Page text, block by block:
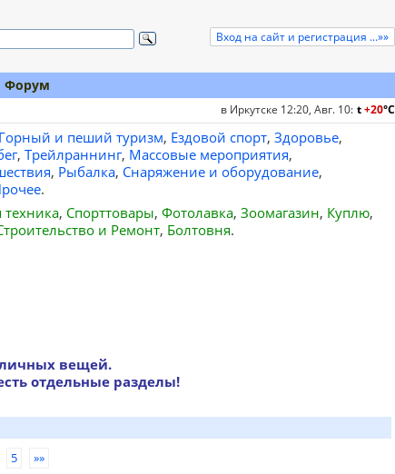
Вход на сайт и регистрация ...»»
Форум
в Иркутске 12:20, Авг. 10: t+20°C
Горный и пеший туризм, Ездовой спорт, Здоровье,
, Трейлраннинг, Массовые мероприятия,
, Рыбалка, Снаряжение и оборудование,
.
, Спорттовары, Фотолавка, Зоомагазин, Куплю,
и Ремонт, Болтовня.
вещей.
отдельные разделы!
5 »»